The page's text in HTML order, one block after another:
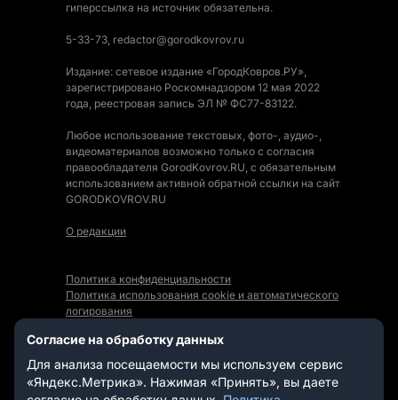
гиперссылка на источник обязательна.
5-33-73, redactor@gorodkovrov.ru
Издание: сетевое издание «ГородКовров.РУ»,
зарегистрировано Роскомнадзором 12 мая 2022
года, реестровая запись ЭЛ № ФС77-83122.
Любое использование текстовых, фото-, аудио-,
видеоматериалов возможно только с согласия
правообладателя GorodKovrov.RU, с обязательным
использованием активной обратной ссылки на сайт
GORODKOVROV.RU
О редакции
Политика конфиденциальности
Политика использования cookie и автоматического
логирования
Мы в социальных сетях:
Согласие на обработку данных
Для анализа посещаемости мы используем сервис
«Яндекс.Метрика». Нажимая «Принять», вы даете